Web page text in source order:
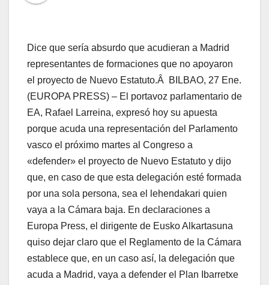
Dice que serí­a absurdo que acudieran a Madrid
representantes de formaciones que no apoyaron
el proyecto de Nuevo Estatuto.Â
BILBAO, 27 Ene.
(EUROPA PRESS) – El portavoz parlamentario de
EA, Rafael Larreina, expresó hoy su apuesta
porque acuda una representación del Parlamento
vasco el próximo martes al Congreso a
«defender» el proyecto de Nuevo Estatuto y dijo
que, en caso de que esta delegación esté formada
por una sola persona, sea el lehendakari quien
vaya a la Cámara baja. En declaraciones a
Europa Press, el dirigente de Eusko Alkartasuna
quiso dejar claro que el Reglamento de la Cámara
establece que, en un caso así­, la delegación que
acuda a Madrid, vaya a defender el Plan Ibarretxe